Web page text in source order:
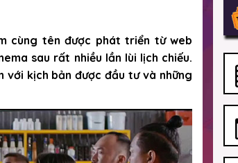
cùng tên được phát triển từ web
sau rất nhiều lần lùi lịch chiếu.
với kịch bản được đầu tư và những